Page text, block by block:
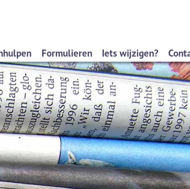
Formulieren
Schadeformulieren
Aanvraagformulieren
Serviceformulieren
Iets wijzigen?
Wijziging
Wijziging andere
Wijziging